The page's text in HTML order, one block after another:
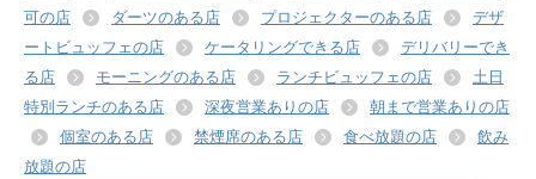
可の店
ダーツのある店 プロジェクターのある店
デザ
ートビュッフェの店
ケータリングできる店
デリバリーでき
る店
モーニングのある店 ランチビュッフェの店
土日
特別ランチのある店
深夜営業ありの店
朝まで営業ありの店
個室のある店
禁煙席のある店 食べ放題の店
飲み
放題の店